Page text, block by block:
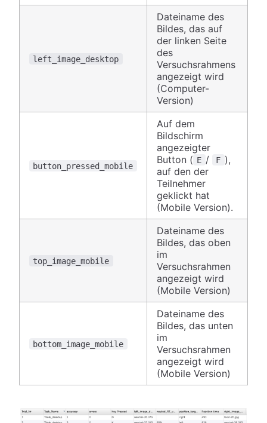
left_image_desktop
Dateiname des
Bildes, das auf
der linken Seite
des
Versuchsrahmens
angezeigt wird
(Computer-
Version)
button_pressed_mobile
Auf dem
Bildschirm
angezeigter
Button ( E / F ),
auf den der
Teilnehmer
geklickt hat
(Mobile Version).
top_image_mobile
Dateiname des
Bildes, das oben
im
Versuchsrahmen
angezeigt wird
(Mobile Version)
bottom_image_mobile
Dateiname des
Bildes, das unten
im
Versuchsrahmen
angezeigt wird
(Mobile Version)